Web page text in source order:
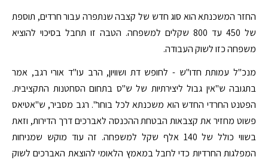
החזר המשכנתא הוא סוג חדש של קצבה שנתפרה עבור חרדים, תוספת
של 450 עד 800 שקלים למשפחה. הטבה זו תחבל בסיכוי להוציא
משפחה כזו לשוק העבודה.
מנכ"ל עמותת חדו"ש - לחופש דת ושוויון, הרב עו"ד אורי רגב, אמר
בתגובה ש"אין גבול ליצירתיות של ש"ס בתחום הסחטנות התקציבית.
הפטנט החרדי החדש הוא משכנתא לכל בוחר". רגב מסביר, ש"אטיאס
פשוט מחזיר את קצבאות הבטחת ההכנסה לאברכים דרך הדירות, וזאת
בשווי כולל של 140 אלף שקל למשפחה. זה עוד מוקש שמניחות
המפלגות החרדיות כדי לחבל במאמץ הלאומי להוצאת האברכים לשוק